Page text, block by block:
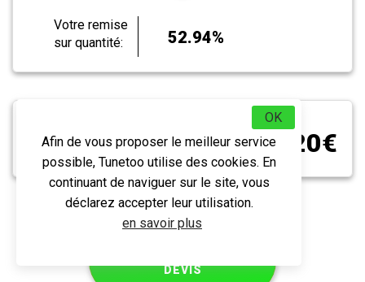
Votre remise
sur quantité:
52.94%
après remise dégressive (hors coûts
3.20€
DEVIS
Afin de vous proposer le meilleur service
possible, Tunetoo utilise des cookies. En
continuant de naviguer sur le site, vous
déclarez accepter leur utilisation.
en savoir plus
OK